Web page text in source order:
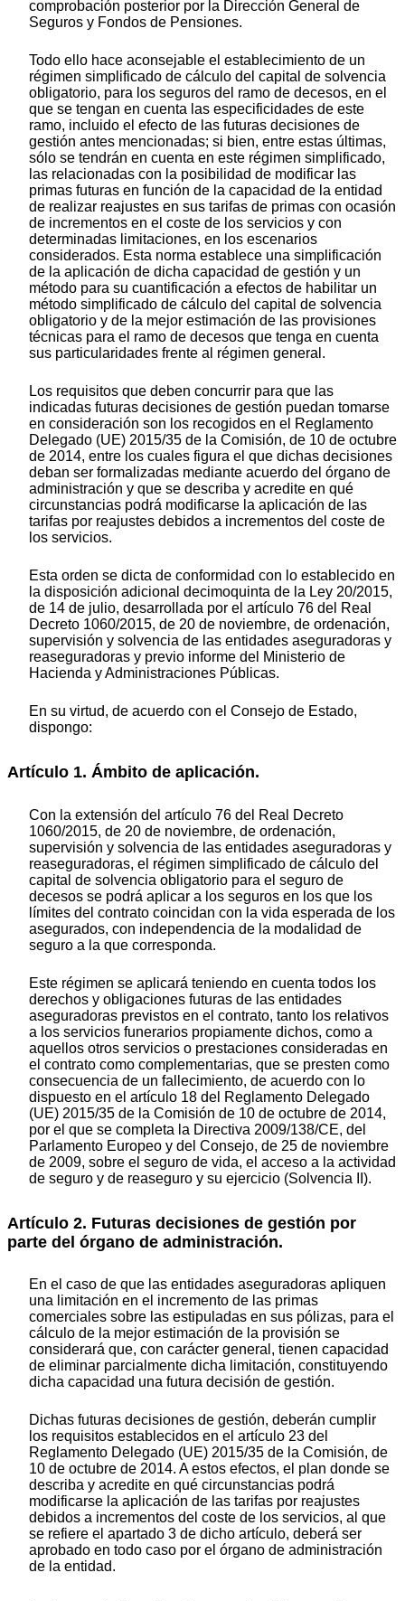
comprobación posterior por la Dirección General de
Seguros y Fondos de Pensiones.
Todo ello hace aconsejable el establecimiento de un
régimen simplificado de cálculo del capital de solvencia
obligatorio, para los seguros del ramo de decesos, en el
que se tengan en cuenta las especificidades de este
ramo, incluido el efecto de las futuras decisiones de
gestión antes mencionadas; si bien, entre estas últimas,
sólo se tendrán en cuenta en este régimen simplificado,
las relacionadas con la posibilidad de modificar las
primas futuras en función de la capacidad de la entidad
de realizar reajustes en sus tarifas de primas con ocasión
de incrementos en el coste de los servicios y con
determinadas limitaciones, en los escenarios
considerados. Esta norma establece una simplificación
de la aplicación de dicha capacidad de gestión y un
método para su cuantificación a efectos de habilitar un
método simplificado de cálculo del capital de solvencia
obligatorio y de la mejor estimación de las provisiones
técnicas para el ramo de decesos que tenga en cuenta
sus particularidades frente al régimen general.
Los requisitos que deben concurrir para que las
indicadas futuras decisiones de gestión puedan tomarse
en consideración son los recogidos en el Reglamento
Delegado (UE) 2015/35 de la Comisión, de 10 de octubre
de 2014, entre los cuales figura el que dichas decisiones
deban ser formalizadas mediante acuerdo del órgano de
administración y que se describa y acredite en qué
circunstancias podrá modificarse la aplicación de las
tarifas por reajustes debidos a incrementos del coste de
los servicios.
Esta orden se dicta de conformidad con lo establecido en
la disposición adicional decimoquinta de la Ley 20/2015,
de 14 de julio, desarrollada por el artículo 76 del Real
Decreto 1060/2015, de 20 de noviembre, de ordenación,
supervisión y solvencia de las entidades aseguradoras y
reaseguradoras y previo informe del Ministerio de
Hacienda y Administraciones Públicas.
En su virtud, de acuerdo con el Consejo de Estado,
dispongo:
Artículo 1. Ámbito de aplicación.
Con la extensión del artículo 76 del Real Decreto
1060/2015, de 20 de noviembre, de ordenación,
supervisión y solvencia de las entidades aseguradoras y
reaseguradoras, el régimen simplificado de cálculo del
capital de solvencia obligatorio para el seguro de
decesos se podrá aplicar a los seguros en los que los
límites del contrato coincidan con la vida esperada de los
asegurados, con independencia de la modalidad de
seguro a la que corresponda.
Este régimen se aplicará teniendo en cuenta todos los
derechos y obligaciones futuras de las entidades
aseguradoras previstos en el contrato, tanto los relativos
a los servicios funerarios propiamente dichos, como a
aquellos otros servicios o prestaciones consideradas en
el contrato como complementarias, que se presten como
consecuencia de un fallecimiento, de acuerdo con lo
dispuesto en el artículo 18 del Reglamento Delegado
(UE) 2015/35 de la Comisión de 10 de octubre de 2014,
por el que se completa la Directiva 2009/138/CE, del
Parlamento Europeo y del Consejo, de 25 de noviembre
de 2009, sobre el seguro de vida, el acceso a la actividad
de seguro y de reaseguro y su ejercicio (Solvencia II).
Artículo 2. Futuras decisiones de gestión por
parte del órgano de administración.
En el caso de que las entidades aseguradoras apliquen
una limitación en el incremento de las primas
comerciales sobre las estipuladas en sus pólizas, para el
cálculo de la mejor estimación de la provisión se
considerará que, con carácter general, tienen capacidad
de eliminar parcialmente dicha limitación, constituyendo
dicha capacidad una futura decisión de gestión.
Dichas futuras decisiones de gestión, deberán cumplir
los requisitos establecidos en el artículo 23 del
Reglamento Delegado (UE) 2015/35 de la Comisión, de
10 de octubre de 2014. A estos efectos, el plan donde se
describa y acredite en qué circunstancias podrá
modificarse la aplicación de las tarifas por reajustes
debidos a incrementos del coste de los servicios, al que
se refiere el apartado 3 de dicho artículo, deberá ser
aprobado en todo caso por el órgano de administración
de la entidad.